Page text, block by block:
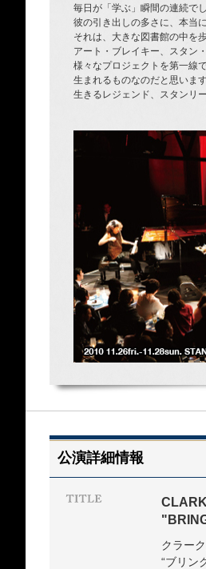
毎日が「学ぶ」瞬間の連続でし
彼の引き出しの多さに、本当
それは、大きな図書館の中を
アート・ブレイキー、スタン
様々なプロジェクトを第一線
生まれるものなのだと思います
生きるレジェンド、スタンリ
公演詳細情報
クラー
“ブリン